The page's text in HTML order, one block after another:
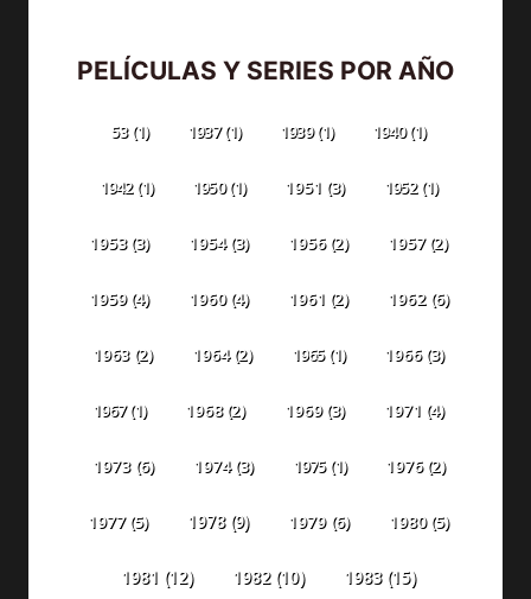
PELÍCULAS Y SERIES POR AÑO
53(1) 1937(1) 1939(1) 1940(1)
1942(1) 1950(1) 1951 (3) 1952(1)
1953(3) 1954(3) 1956(2) 1957(2)
1959(4) 1960(4) 1961 (2) 1962(6)
1963 (2) 1964(2) 1965(1) 1966(3)
1967(1) 1968(2) 1969(3) 1971 (4)
1973(6) 1974(3) 1975(1) 1976(2)
1977(5) 1978(9) 1979(6) 1980(5)
1981 (12) 1982(10) 1983(15)